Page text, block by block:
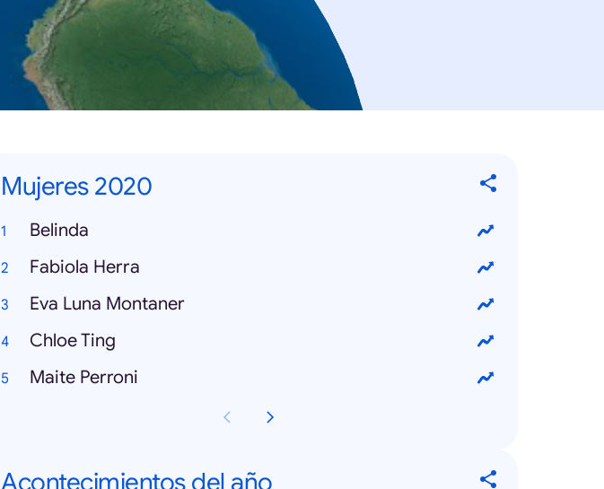
Mujeres 2020
Belinda
Fabiola Herra
Eva Luna Montaner
Chloe Ting
Maite Perroni
Acontecimientos del año